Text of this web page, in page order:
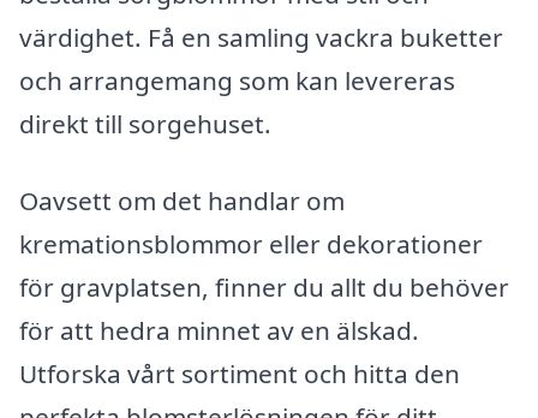
värdighet. Få en samling vackra buketter
och arrangemang som kan levereras
direkt till sorgehuset.
Oavsett om det handlar om
kremationsblommor eller dekorationer
för gravplatsen, finner du allt du behöver
för att hedra minnet av en älskad.
Utforska vårt sortiment och hitta den